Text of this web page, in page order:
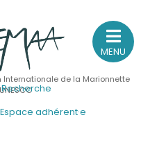
MENU
Internationale de la Marionnette
Recherche
Espace adhérent·e